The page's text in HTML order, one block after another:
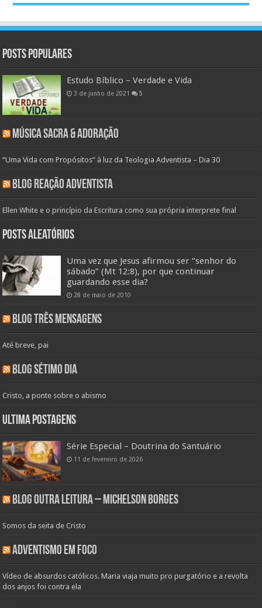
Posts populares
Estudo Bíblico – Verdade e Vida
3 de junho de 2021 5
Música Sacra & Adoração
“Uma Vida com Propósitos” à luz da Teologia Adventista – Dia 30
Blog Reação Adventista
Ellen White e o princípio da Escritura como sua própria interprete final
Posts aleatórios
Uma vez que Jesus afirmou ser “senhor do
sábado” (Mt 12:8), por que continuar
guardando esse dia?
28 de maio de 2010
Blog Três Mensagens
Até breve, pai
Blog Sétimo Dia
Cristo, a ponte sobre o abismo
Ultima Postagens
Série Especial – Doutrina do Santuário
11 de fevereiro de 2026
Blog Outra Leitura – Michelson Borges
Somos da seita de Cristo
Adventismo em Foco
Vídeo de absurdos católicos. Maria viaja muito pro purgatório e a revolta
dos anjos foi contra ela